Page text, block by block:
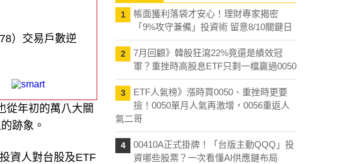
）交易戶數逆
從年初的萬八大關
跡象。
資人對台股及ETF
1
帳面獲利落袋才安心！理財專家揭密
「9%攻守兼備」投資術 留意8/10關鍵日
2
7月回顧》韓股狂瀉22%竟還是績效冠
軍？重挫時高股息ETF只剩一檔贏過0050
3
ETF人氣榜》漲時買0050、重挫時更要
撿！0050單月人氣再激增，0056重返人
氣二哥
4
00410A正式掛牌！「台版主動QQQ」投
資哪些股票？一次看懂AI供應鏈布局